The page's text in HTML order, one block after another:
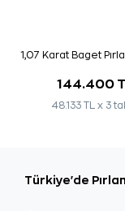
1,07 Karat Baget
144.400
48.133 TL x 3
Türkiye'de